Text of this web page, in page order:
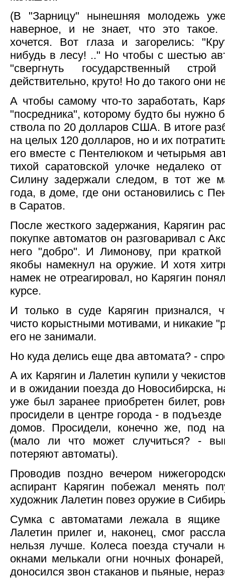
(В "Зарницу" нынешняя молодежь
наверное, и не знает, что это
хочется. Вот глаза и загорелись:
нибудь в лесу! .." Но чтобы с шестью
"свергнуть государственный
действительно, круто! Но до такого они
А чтобы самому что-то заработать,
"посредника", которому будто бы нужно
ствола по 20 долларов США. В итоге
на целых 120 долларов, но и их
его вместе с Пентелюком и четырьмя
тихой саратовской улочке недалеко
Силину задержали следом, в тот же
года, в доме, где они остановились с
в Саратов.
После жесткого задержания, Карягин
покупке автоматов он разговаривал с
него "добро". И Лимонову, при
якобы намекнул на оружие. И хотя
намек не отреагировал, но Карягин
курсе.
И только в суде Карягин признался,
чисто корыстными мотивами, и никакие
его не занимали.
Но куда делись еще два автомата? -
А их Карягин и Лалетин купили у
и в ожидании поезда до Новосибирска,
уже был заранее приобретен билет,
просидели в центре города - в
домов. Просидели, конечно же, под
(мало ли что может случиться? -
потеряют автоматы).
Проводив поздно вечером
аспирант Карягин побежал менять
художник Лалетин повез оружие в
Сумка с автоматами лежала в ящике
Лалетин прилег и, наконец, смог
нельзя лучше. Колеса поезда стучали
окнами мелькали огни ночных
доносился звон стаканов и пьяные,